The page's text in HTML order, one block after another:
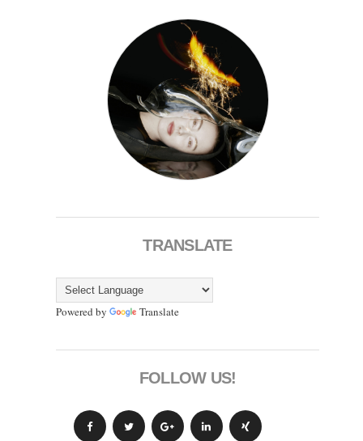
TRANSLATE
Powered by Translate
FOLLOW US!